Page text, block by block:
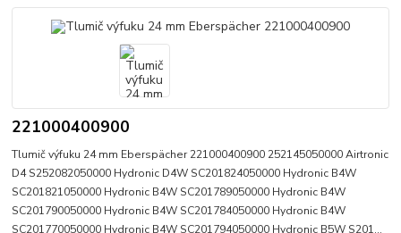
221000400900
Tlumič výfuku 24 mm Eberspächer 221000400900 252145050000 Airtronic
D4 S252082050000 Hydronic D4W SC201824050000 Hydronic B4W
SC201821050000 Hydronic B4W SC201789050000 Hydronic B4W
SC201790050000 Hydronic B4W SC201784050000 Hydronic B4W
SC201770050000 Hydronic B4W SC201794050000 Hydronic B5W S201...